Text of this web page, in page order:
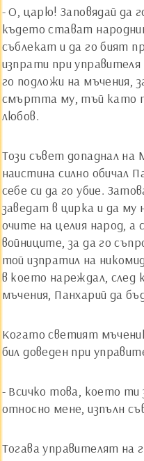
- О, царю! Заповядай да
където стават
съблекат и да го бият
изпрати при
го подложи на мъчения,
смъртта му, тъй като
любов.
Този съвет допаднал
наистина силно обичал
себе си да го убие.
заведат в цирка и да
очите на целия народ, а
войниците, за да го
той изпратил на
в което нареждал, след
мъчения, Панхарий да
Когато светият
бил доведен при
- Всичко това, което
относно мене, изпълн
Тогава управителят на